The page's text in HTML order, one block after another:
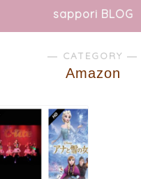
sappori BLOG
― CATEGORY ―
Amazon